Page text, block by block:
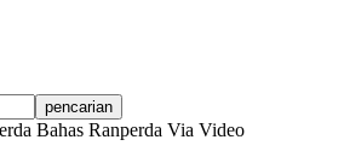
Bahas Ranperda Via Video